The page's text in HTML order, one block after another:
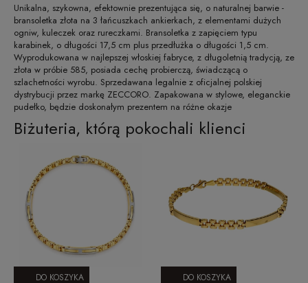
Unikalna, szykowna, efektownie prezentująca się, o naturalnej barwie -
bransoletka złota na 3 łańcuszkach ankierkach, z elementami dużych
ogniw, kuleczek oraz rureczkami. Bransoletka z zapięciem typu
karabinek, o długości 17,5 cm plus przedłużka o długości 1,5 cm.
Wyprodukowana w najlepszej włoskiej fabryce, z długoletnią tradycją, ze
złota w próbie 585, posiada cechę probierczą, świadczącą o
szlachetności wyrobu. Sprzedawana legalnie z oficjalnej polskiej
dystrybucji przez markę ZECCORO. Zapakowana w stylowe, eleganckie
pudełko, będzie doskonałym prezentem na różne okazje
Biżuteria, którą pokochali klienci
DO KOSZYKA DO KOSZYKA